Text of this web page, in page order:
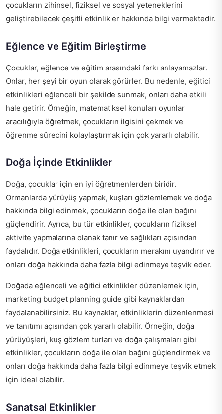
çocukların zihinsel, fiziksel ve sosyal yeteneklerini
geliştirebilecek çeşitli etkinlikler hakkında bilgi vermektedir.
Eğlence ve Eğitim Birleştirme
Çocuklar, eğlence ve eğitim arasındaki farkı anlayamazlar.
Onlar, her şeyi bir oyun olarak görürler. Bu nedenle, eğitici
etkinlikleri eğlenceli bir şekilde sunmak, onları daha etkili
hale getirir. Örneğin, matematiksel konuları oyunlar
aracılığıyla öğretmek, çocukların ilgisini çekmek ve
öğrenme sürecini kolaylaştırmak için çok yararlı olabilir.
Doğa İçinde Etkinlikler
Doğa, çocuklar için en iyi öğretmenlerden biridir.
Ormanlarda yürüyüş yapmak, kuşları gözlemlemek ve doğa
hakkında bilgi edinmek, çocukların doğa ile olan bağını
güçlendirir. Ayrıca, bu tür etkinlikler, çocukların fiziksel
aktivite yapmalarına olanak tanır ve sağlıkları açısından
faydalıdır. Doğa etkinlikleri, çocukların merakını uyandırır ve
onları doğa hakkında daha fazla bilgi edinmeye teşvik eder.
Doğada eğlenceli ve eğitici etkinlikler düzenlemek için,
marketing budget planning guide gibi kaynaklardan
faydalanabilirsiniz. Bu kaynaklar, etkinliklerin düzenlenmesi
ve tanıtımı açısından çok yararlı olabilir. Örneğin, doğa
yürüyüşleri, kuş gözlem turları ve doğa çalışmaları gibi
etkinlikler, çocukların doğa ile olan bağını güçlendirmek ve
onları doğa hakkında daha fazla bilgi edinmeye teşvik etmek
için ideal olabilir.
Sanatsal Etkinlikler